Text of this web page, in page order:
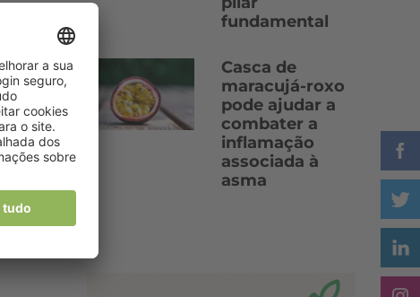
fundamental
Casca de
maracujá-roxo
pode ajudar a
combater a
inflamação
associada à
asma